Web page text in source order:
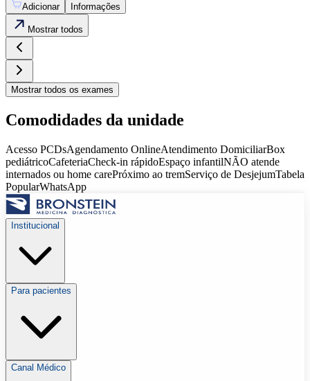
Adicionar Informações
Mostrar todos
Mostrar todos os exames
Comodidades da unidade
Acesso PCDsAgendamento OnlineAtendimento DomiciliarBox
pediátricoCafeteriaCheck-in rápidoEspaço infantilNÃO atende
internados ou home carePróximo ao tremServiço de DesjejumTabela
PopularWhatsApp
Institucional
Para pacientes
Canal Médico